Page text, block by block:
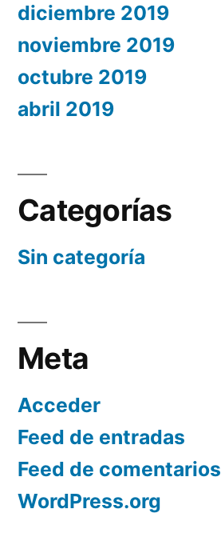
diciembre 2019
noviembre 2019
octubre 2019
abril 2019
Categorías
Sin categoría
Meta
Acceder
Feed de entradas
Feed de comentarios
WordPress.org